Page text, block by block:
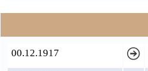
00.12.1917